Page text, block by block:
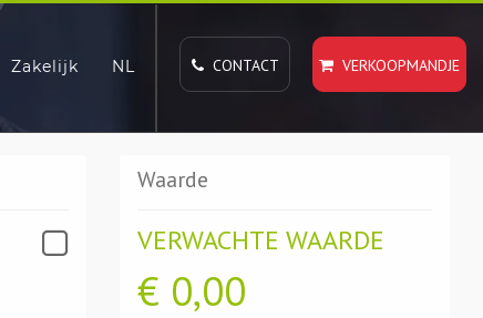
CONTACT VERKOOPMANDJE
Zakelijk NL
Waarde
VERWACHTE WAARDE
€ 0,00